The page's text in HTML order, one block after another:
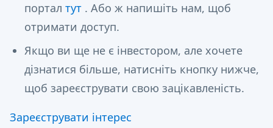
портал тут . Або ж напишіть нам, щоб
отримати доступ.
Якщо ви ще не є інвестором, але хочете
дізнатися більше, натисніть кнопку нижче,
щоб зареєструвати свою зацікавленість.
Зареєструвати інтерес